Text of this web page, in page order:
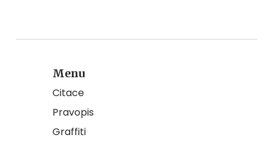
Menu
Citace
Pravopis
Graffiti